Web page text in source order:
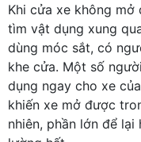
Khi cửa xe không
tìm vật dụng xung
dùng móc sắt, có
khe cửa. Một số
dụng ngay cho xe
khiến xe mở được
nhiên, phần lớn để